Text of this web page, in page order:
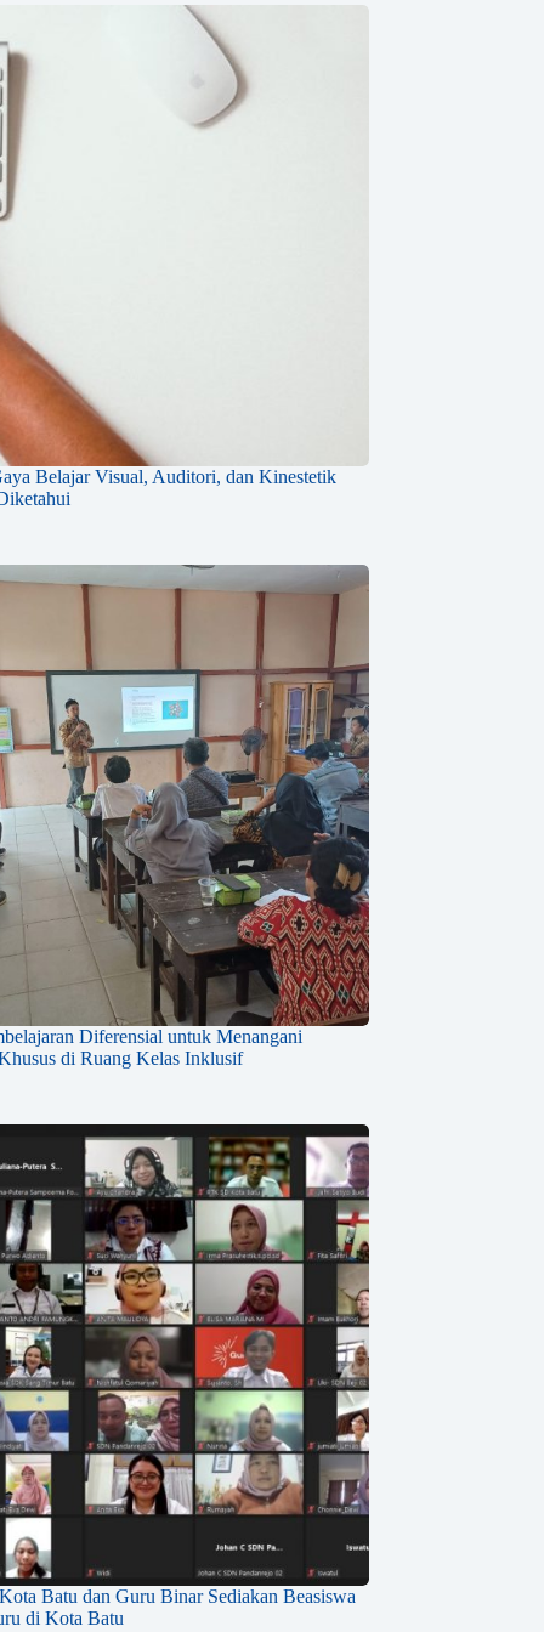
Belajar Visual, Auditori, dan Kinestetik
Diferensial untuk Menangani
di Ruang Kelas Inklusif
Batu dan Guru Binar Sediakan Beasiswa
di Kota Batu